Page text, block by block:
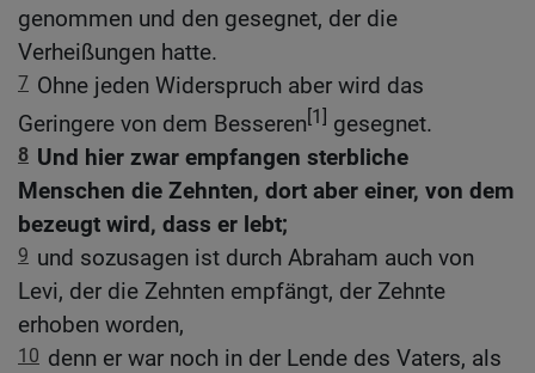
genommen und den gesegnet, der die
Verheißungen hatte.
7 Ohne jeden Widerspruch aber wird das
Geringere von dem Besseren[1] gesegnet.
8 Und hier zwar empfangen sterbliche
Menschen die Zehnten, dort aber einer, von dem
bezeugt wird, dass er lebt;
9 und sozusagen ist durch Abraham auch von
Levi, der die Zehnten empfängt, der Zehnte
erhoben worden,
10 denn er war noch in der Lende des Vaters, als